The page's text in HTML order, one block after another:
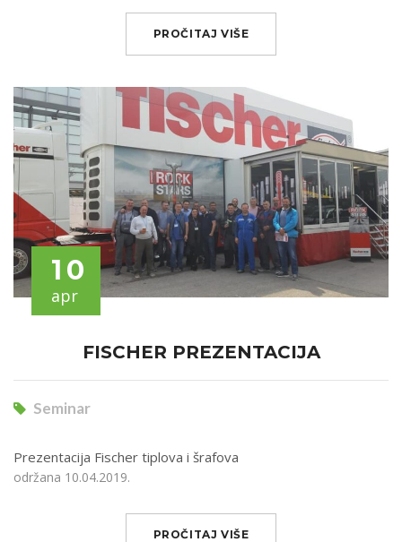
PROČITAJ VIŠE
10
apr
FISCHER PREZENTACIJA
Seminar
Prezentacija Fischer tiplova i šrafova
održana 10.04.2019.
PROČITAJ VIŠE